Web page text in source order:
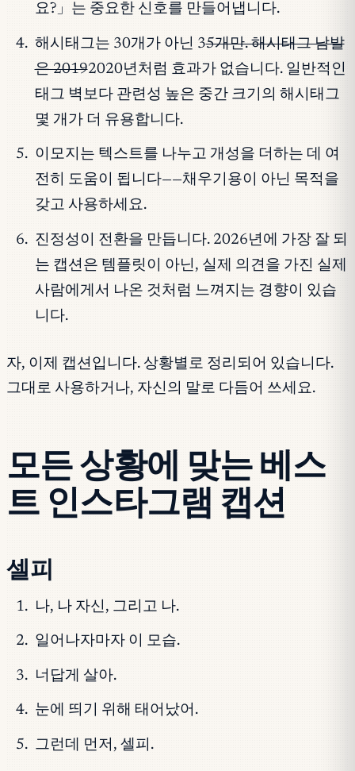
요?」는 중요한 신호를 만들어냅니다.
해시태그는 30개가 아닌 35개만. 해시태그 남발
은 20192020년처럼 효과가 없습니다. 일반적인
태그 벽보다 관련성 높은 중간 크기의 해시태그
몇 개가 더 유용합니다.
이모지는 텍스트를 나누고 개성을 더하는 데 여
전히 도움이 됩니다——채우기용이 아닌 목적을
갖고 사용하세요.
진정성이 전환을 만듭니다. 2026년에 가장 잘 되
는 캡션은 템플릿이 아닌, 실제 의견을 가진 실제
사람에게서 나온 것처럼 느껴지는 경향이 있습
니다.
자, 이제 캡션입니다. 상황별로 정리되어 있습니다.
그대로 사용하거나, 자신의 말로 다듬어 쓰세요.
모든 상황에 맞는 베스
트 인스타그램 캡션
셀피
나, 나 자신, 그리고 나.
일어나자마자 이 모습.
너답게 살아.
눈에 띄기 위해 태어났어.
그런데 먼저, 셀피.